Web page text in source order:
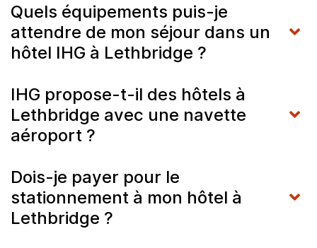
Quels équipements puis-je
attendre de mon séjour dans un
hôtel IHG à Lethbridge ?
IHG propose-t-il des hôtels à
Lethbridge avec une navette
aéroport ?
Dois-je payer pour le
stationnement à mon hôtel à
Lethbridge ?